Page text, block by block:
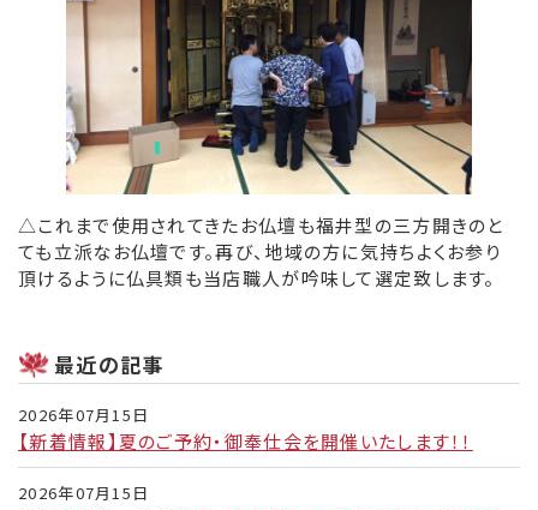
△これまで使用されてきたお仏壇も福井型の三方開きのと
ても立派なお仏壇です。再び、地域の方に気持ちよくお参り
頂けるように仏具類も当店職人が吟味して選定致します。
最近の記事
2026年07月15日
【新着情報】夏のご予約・御奉仕会を開催いたします！！
2026年07月15日